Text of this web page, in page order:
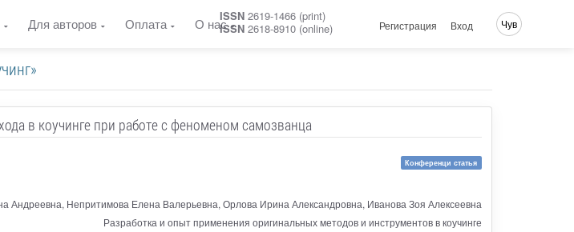
Для авторов Оплата О насISSN 2619-1466 (print)
ISSN 2618-8910 (online) Регистрация Вход Чув
в коучинге при работе с феноменом самозванца
Конференци статья
Андреевна, Непритимова Елена Валерьевна, Орлова Ирина Александровна, Иванова Зоя Алексеевна
Разработка и опыт применения оригинальных методов и инструментов в коучинге